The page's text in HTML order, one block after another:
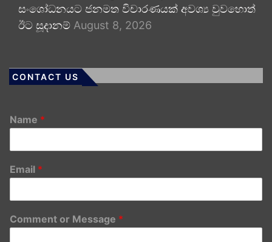
සංශෝධනයට ජනමත විචාරණයක් අවශ්‍ය වුවහොත්
ඊට සූදානම් August 8, 2026
CONTACT US
Name *
Email *
Comment or Message *